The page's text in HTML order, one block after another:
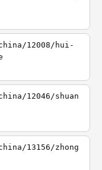
12008/hui-
12046/shuan
13156/zhong